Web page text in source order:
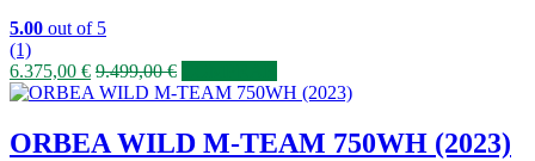
5.00 out of 5
(1)
6.375,00 € 9.499,00€
ORBEA WILD M-TEAM 750WH (2023)